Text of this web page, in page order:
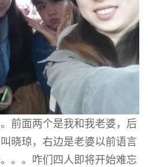
前面两个是我和我老婆，后
晓琼，右边是老婆以前语言
。。咋们四人即将开始难忘